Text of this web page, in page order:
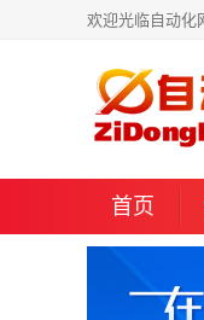
欢迎光临自动化
首页